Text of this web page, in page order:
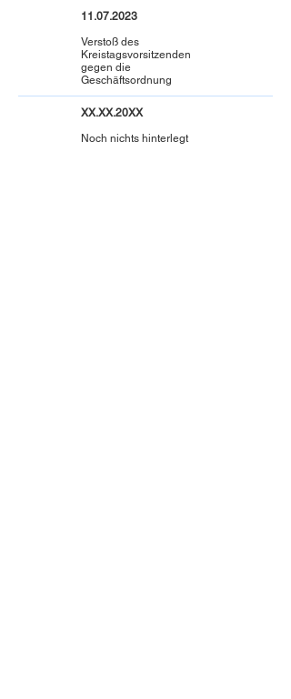
11.07.2023
Verstoß des
Kreistagsvorsitzenden
gegen die
Geschäftsordnung
XX.XX.20XX
Noch nichts hinterlegt